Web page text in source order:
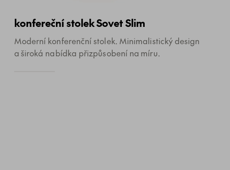
konfereční stolek Sovet Slim
Moderní konferenční stolek. Minimalistický design
a široká nabídka přizpůsobení na míru.